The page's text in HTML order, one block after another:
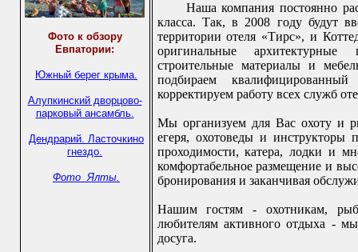
Фото к обзору
Евпатории:
Южный берег крыма.
Алупкинский дворцово-
парковый ансамбль.
Дендрарий. Ласточкино
гнездо.
Фото Ялты.
Наша компания постоянно
класса. Так, в 2008 году будут
территории отеля «Тирс», и
оригинальные
строительные материалы и
подбираем
корректируем работу всех служб
Мы организуем для Вас охоту и
егеря, охотоведы и
проходимости, катера, лодки и
комфортабельное размещение и
бронирования и заканчивая
Нашим гостям - охотникам,
любителям активного отдыха -
досуга.